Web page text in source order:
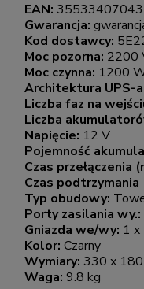
EAN:
Gwarancja:
Kod dostawcy:
Moc pozorna: 2200
Moc czynna: 1200
Architektura UPS-
Liczba faz na
Liczba
Napięcie: 12 V
Pojemność
Czas przełączenia
Czas
Typ obudowy:
Porty zasilania wy.:
Gniazda we/wy: 1 x
Kolor: Czarny
Wymiary: 330 x
Waga: 9.8 kg